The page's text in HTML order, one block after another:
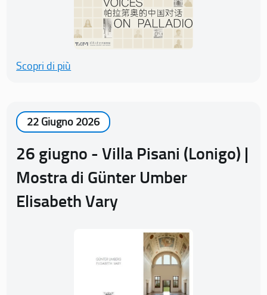
Scopri di più
22 Giugno 2026
26 giugno - Villa Pisani (Lonigo) |
Mostra di Günter Umber
Elisabeth Vary